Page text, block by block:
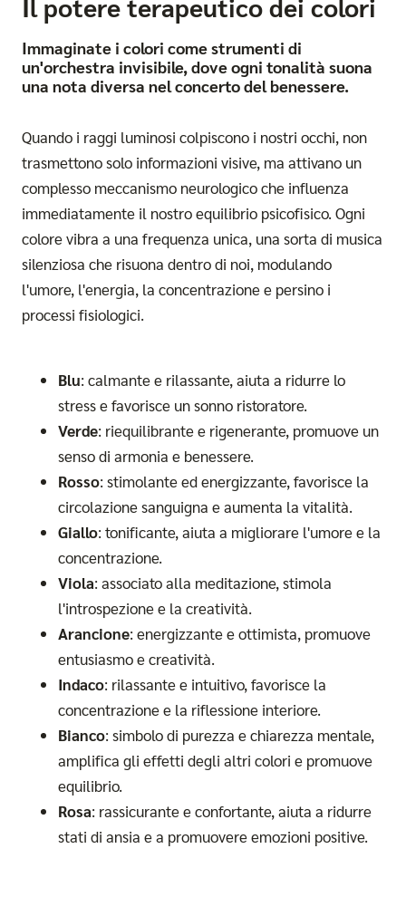
Il potere terapeutico dei colori
Immaginate i colori come strumenti di
un'orchestra invisibile, dove ogni tonalità suona
una nota diversa nel concerto del benessere.
Quando i raggi luminosi colpiscono i nostri occhi, non
trasmettono solo informazioni visive, ma attivano un
complesso meccanismo neurologico che influenza
immediatamente il nostro equilibrio psicofisico. Ogni
colore vibra a una frequenza unica, una sorta di musica
silenziosa che risuona dentro di noi, modulando
l'umore, l'energia, la concentrazione e persino i
processi fisiologici.
Blu: calmante e rilassante, aiuta a ridurre lo
stress e favorisce un sonno ristoratore.
Verde: riequilibrante e rigenerante, promuove un
senso di armonia e benessere.
Rosso: stimolante ed energizzante, favorisce la
circolazione sanguigna e aumenta la vitalità.
Giallo: tonificante, aiuta a migliorare l'umore e la
concentrazione.
Viola: associato alla meditazione, stimola
l'introspezione e la creatività.
Arancione: energizzante e ottimista, promuove
entusiasmo e creatività.
Indaco: rilassante e intuitivo, favorisce la
concentrazione e la riflessione interiore.
Bianco: simbolo di purezza e chiarezza mentale,
amplifica gli effetti degli altri colori e promuove
equilibrio.
Rosa: rassicurante e confortante, aiuta a ridurre
stati di ansia e a promuovere emozioni positive.